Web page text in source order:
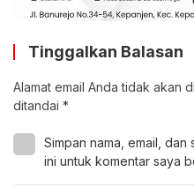
Tinggalkan Balasan
Alamat email Anda tidak akan
ditandai *
Simpan nama, email,
ini untuk komentar saya